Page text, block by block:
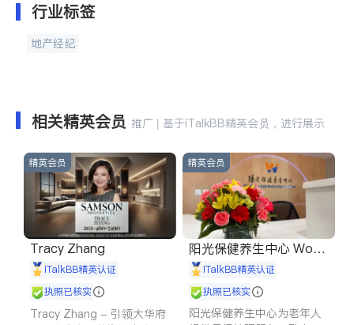
行业标签
地产经纪
相关精英会员 推广 | 基于iTalkBB精英会员，进行展示
精英会员
Tracy Zhang
iTalkBB精英认证
执照已核实
Tracy Zhang - 引领大华府
精英会员
阳光保健养生中心 World
shine
iTalkBB精英认证
执照已核实
阳光保健养生中心为老年人